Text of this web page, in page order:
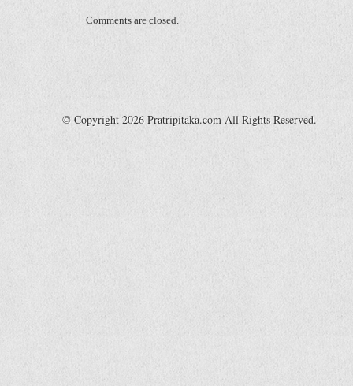
Comments are closed.
© Copyright 2026 Pratripitaka.com All Rights Reserved.